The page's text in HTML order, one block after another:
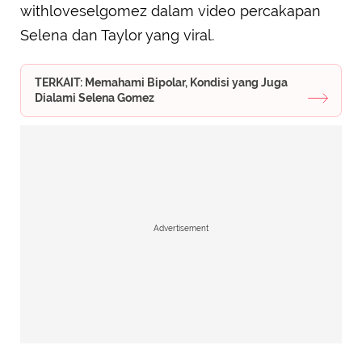
withloveselgomez dalam video percakapan
Selena dan Taylor yang viral.
TERKAIT: Memahami Bipolar, Kondisi yang Juga
Dialami Selena Gomez
Advertisement